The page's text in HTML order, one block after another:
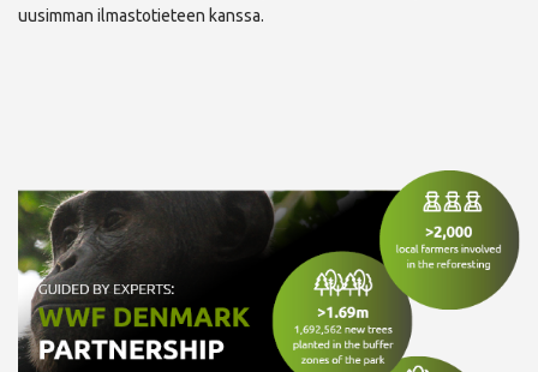
uusimman ilmastotieteen kanssa.